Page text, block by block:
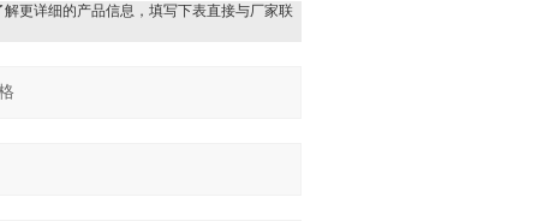
解更详细的产品信息，填写下表直接与厂家联